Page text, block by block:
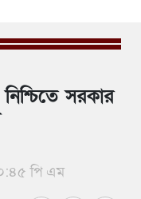
সরকার
পি এম